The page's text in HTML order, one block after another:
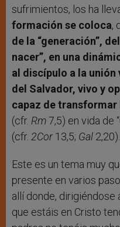
sufrimientos, los ha
formación se coloca,
de la “generación”,
nacer”, en una
al discípulo a la
del Salvador, vivo y
capaz de transformar
(cfr. Rm7,5) en vida de
(cfr. 2Cor13,5; Gal 2,20).
Este es un tema muy
presente en varios
allí donde, dirigiéndose
que estáis en Cristo